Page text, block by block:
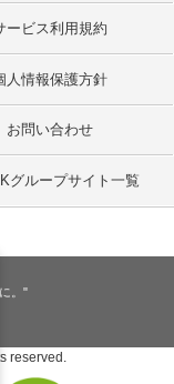
ービス利用規約
人情報保護方針
お問い合わせ
グループサイト一覧
。"
reserved.